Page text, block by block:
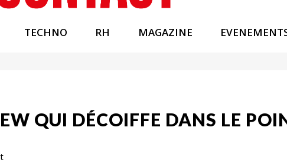
TECHNO RH MAGAZINE
QUI DÉCOIFFE DANS LE